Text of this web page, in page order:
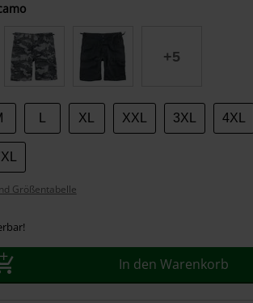
+5
XL XXL 3XL 4XL
Größentabelle
In den Warenkorb